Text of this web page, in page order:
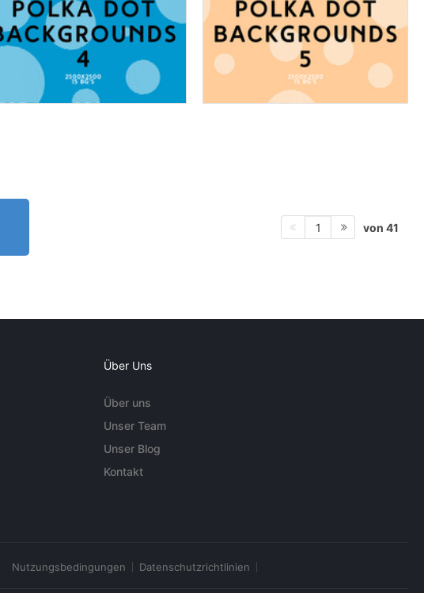
1 von 41
Über Uns
Über uns
Unser Team
Unser Blog
Kontakt
Nutzungsbedingungen Datenschutzrichtlinien